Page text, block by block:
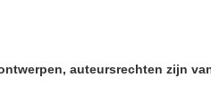
auteursrechten zijn